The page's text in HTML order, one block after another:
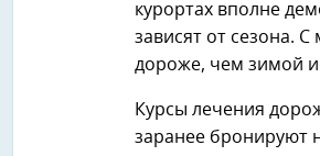
курортах вполне
зависят от сезона.
дороже, чем зимой
Курсы лечения
заранее бронируют